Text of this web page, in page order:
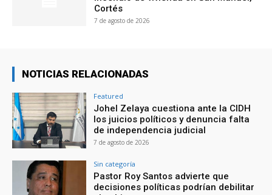
Cortés
7 de agosto de 2026
NOTICIAS RELACIONADAS
Featured
Johel Zelaya cuestiona ante la CIDH
los juicios políticos y denuncia falta
de independencia judicial
7 de agosto de 2026
Sin categoría
Pastor Roy Santos advierte que
decisiones políticas podrían debilitar